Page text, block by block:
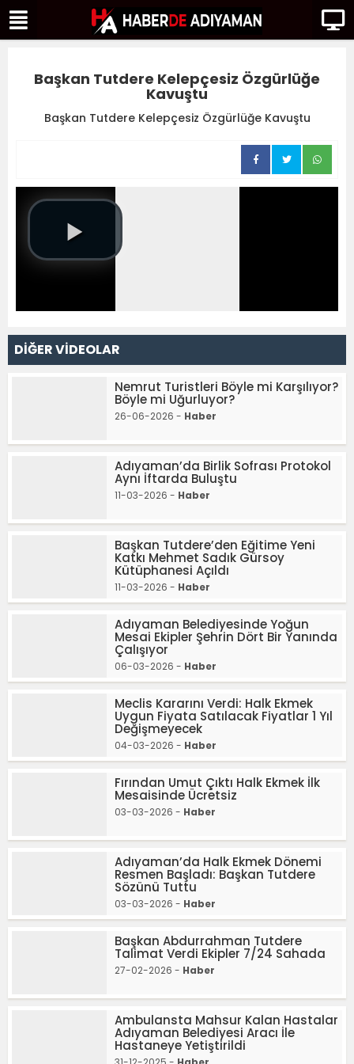
Başkan Tutdere Kelepçesiz Özgürlüğe
Kavuştu
Başkan Tutdere Kelepçesiz Özgürlüğe Kavuştu
DİĞER VİDEOLAR
Nemrut Turistleri Böyle mi Karşılıyor?
Böyle mi Uğurluyor?
26-06-2026 - Haber
Adıyaman’da Birlik Sofrası Protokol
Aynı İftarda Buluştu
11-03-2026 - Haber
Başkan Tutdere’den Eğitime Yeni
Katkı Mehmet Sadık Gürsoy
Kütüphanesi Açıldı
11-03-2026 - Haber
Adıyaman Belediyesinde Yoğun
Mesai Ekipler Şehrin Dört Bir Yanında
Çalışıyor
06-03-2026 - Haber
Meclis Kararını Verdi: Halk Ekmek
Uygun Fiyata Satılacak Fiyatlar 1 Yıl
Değişmeyecek
04-03-2026 - Haber
Fırından Umut Çıktı Halk Ekmek İlk
Mesaisinde Ücretsiz
03-03-2026 - Haber
Adıyaman’da Halk Ekmek Dönemi
Resmen Başladı: Başkan Tutdere
Sözünü Tuttu
03-03-2026 - Haber
Başkan Abdurrahman Tutdere
Talimat Verdi Ekipler 7/24 Sahada
27-02-2026 - Haber
Ambulansta Mahsur Kalan Hastalar
Adıyaman Belediyesi Aracı İle
Hastaneye Yetiştirildi